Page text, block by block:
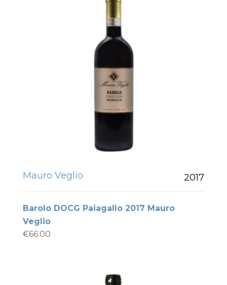
Mauro Veglio 2017
Barolo DOCG Paiagallo 2017 Mauro
Veglio
€66.00